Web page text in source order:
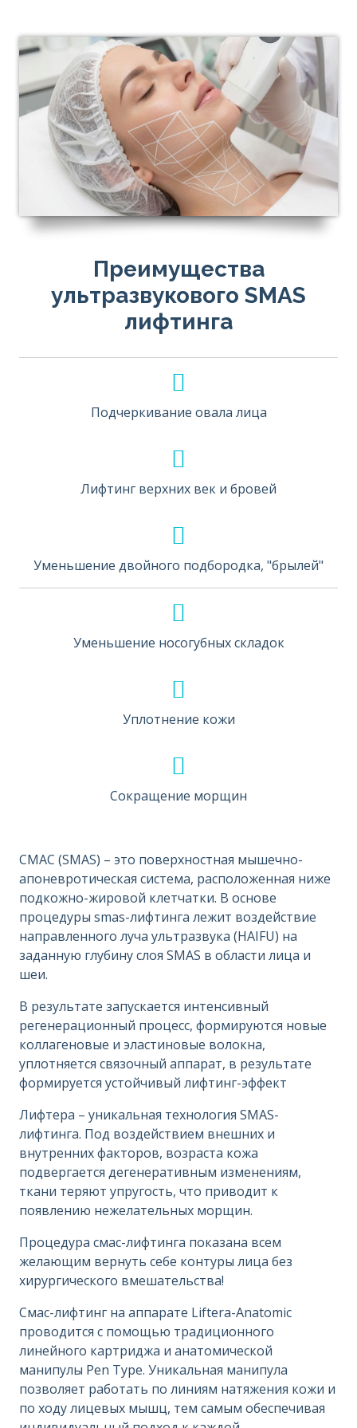
Преимущества
ультразвукового SMAS
лифтинга
Подчеркивание овала лица
Лифтинг верхних век и бровей
Уменьшение двойного подбородка, "брылей"
Уменьшение носогубных складок
Уплотнение кожи
Сокращение морщин
СМАС (SMAS) – это поверхностная мышечно-
апоневротическая система, расположенная ниже
подкожно-жировой клетчатки. В основе
процедуры smas-лифтинга лежит воздействие
направленного луча ультразвука (HAIFU) на
заданную глубину слоя SMAS в области лица и
шеи.
В результате запускается интенсивный
регенерационный процесс, формируются новые
коллагеновые и эластиновые волокна,
уплотняется связочный аппарат, в результате
формируется устойчивый лифтинг-эффект
Лифтера – уникальная технология SMAS-
лифтинга. Под воздействием внешних и
внутренних факторов, возраста кожа
подвергается дегенеративным изменениям,
ткани теряют упругость, что приводит к
появлению нежелательных морщин.
Процедура смас-лифтинга показана всем
желающим вернуть себе контуры лица без
хирургического вмешательства!
Смас-лифтинг на аппарате Liftera-Anatomic
проводится с помощью традиционного
линейного картриджа и анатомической
манипулы Pen Type. Уникальная манипула
позволяет работать по линиям натяжения кожи и
по ходу лицевых мышц, тем самым обеспечивая